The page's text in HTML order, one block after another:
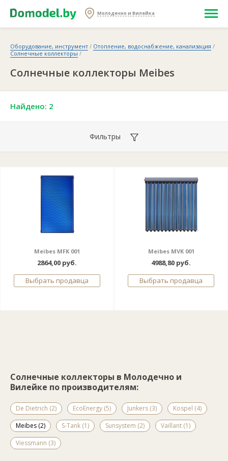
Молодечно и Вилейка
Оборудование, инструмент / Отопление, водоснабжение, канализация /
Солнечные коллекторы /
Солнечные коллекторы Meibes
Найдено: 2
Фильтры
Meibes MFK 001
2864,00 руб.
Выбрать продавца
Meibes MVK 001
4988,80 руб.
Выбрать продавца
Солнечные коллекторы в Молодечно и
Вилейке по производителям:
De Dietrich (2) EcoEnergy (5) Junkers (3)
Kospel (4)
Meibes (2)
S-Tank (1) Sunsystem (2)
Vaillant (1)
Viessmann (3)